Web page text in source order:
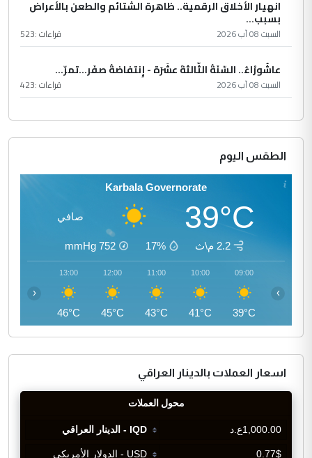
انهيار الأخلاق الرقمية.. ظاهرة الشتائم والطعن بالأعراض
بسبب...
السبت 08 آب 2026 قراءات :523
عاشُورْاءُ.. السّنَةُ الثّالثةَ عشَرَة - إِنتفاضةُ صفَر…تمرّ...
السبت 08 آب 2026 قراءات :423
الطقس اليوم
Karbala Governorate
39°C صافي
2.2 م\ث 17%
752
mmHg
09:00
39°C
10:00
41°C
11:00
43°C
12:00
45°C
13:00
46°C
‹ ›
اسعار العملات بالدينار العراقي